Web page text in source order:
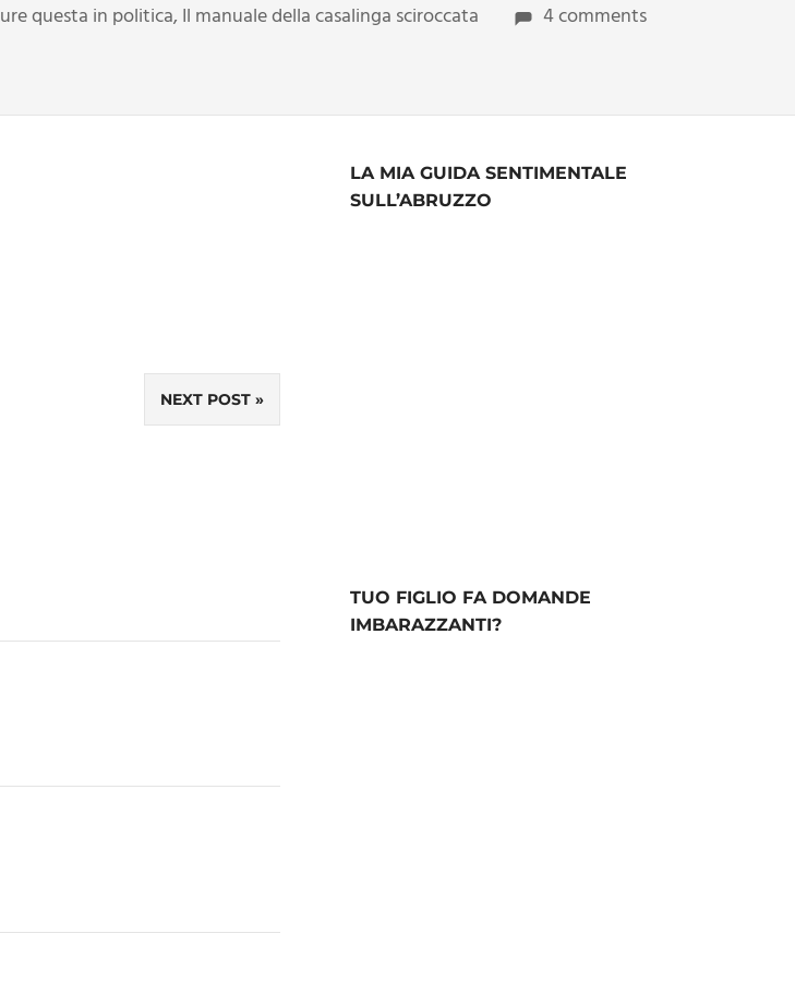
questa in politica, Il manuale della casalinga sciroccata 4 comments
NEXT POST
LA MIA GUIDA SENTIMENTALE
SULL’ABRUZZO
TUO FIGLIO FA DOMANDE
IMBARAZZANTI?